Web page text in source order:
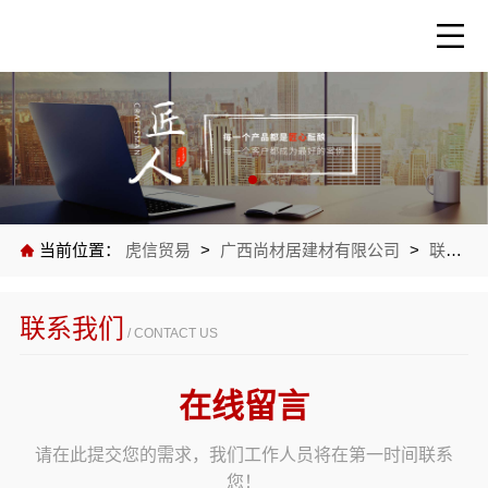
当前位置： 虎信贸易 > 广西尚材居建材有限公司 > 联系我们
联系我们 / CONTACT US
在线留言
请在此提交您的需求，我们工作人员将在第一时间联系
您！